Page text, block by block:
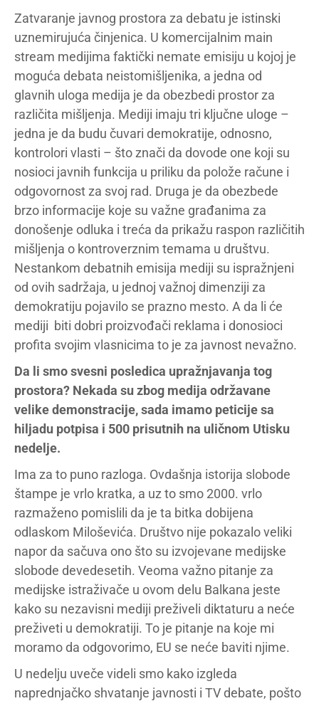
Zatvaranje javnog prostora za debatu je istinski
uznemirujuća činjenica. U komercijalnim main
stream medijima faktički nemate emisiju u kojoj je
moguća debata neistomišljenika, a jedna od
glavnih uloga medija je da obezbedi prostor za
različita mišljenja. Mediji imaju tri ključne uloge –
jedna je da budu čuvari demokratije, odnosno,
kontrolori vlasti – što znači da dovode one koji su
nosioci javnih funkcija u priliku da polože račune i
odgovornost za svoj rad. Druga je da obezbede
brzo informacije koje su važne građanima za
donošenje odluka i treća da prikažu raspon različitih
mišljenja o kontroverznim temama u društvu.
Nestankom debatnih emisija mediji su ispražnjeni
od ovih sadržaja, u jednoj važnoj dimenziji za
demokratiju pojavilo se prazno mesto. A da li će
mediji biti dobri proizvođači reklama i donosioci
profita svojim vlasnicima to je za javnost nevažno.
Da li smo svesni posledica upražnjavanja tog
prostora? Nekada su zbog medija održavane
velike demonstracije, sada imamo peticije sa
hiljadu potpisa i 500 prisutnih na uličnom Utisku
nedelje.
Ima za to puno razloga. Ovdašnja istorija slobode
štampe je vrlo kratka, a uz to smo 2000. vrlo
razmaženo pomislili da je ta bitka dobijena
odlaskom Miloševića. Društvo nije pokazalo veliki
napor da sačuva ono što su izvojevane medijske
slobode devedesetih. Veoma važno pitanje za
medijske istraživače u ovom delu Balkana jeste
kako su nezavisni mediji preživeli diktaturu a neće
preživeti u demokratiji. To je pitanje na koje mi
moramo da odgovorimo, EU se neće baviti njime.
U nedelju uveče videli smo kako izgleda
naprednjačko shvatanje javnosti i TV debate, pošto